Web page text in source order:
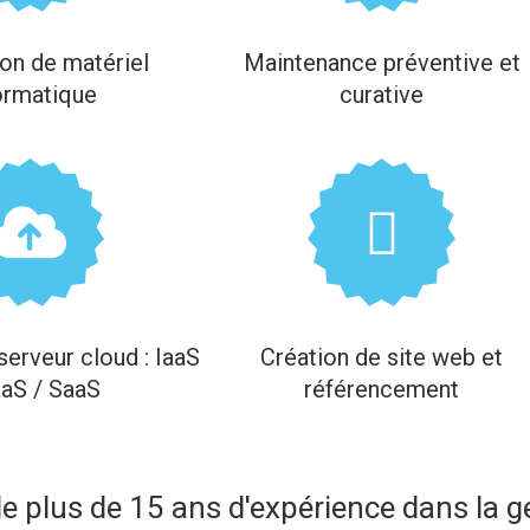
de matériel
Maintenance préventive et
curative
cloud : IaaS
/ SaaS
Création de site web et
référencement
plus de 15 ans d'expérience dans